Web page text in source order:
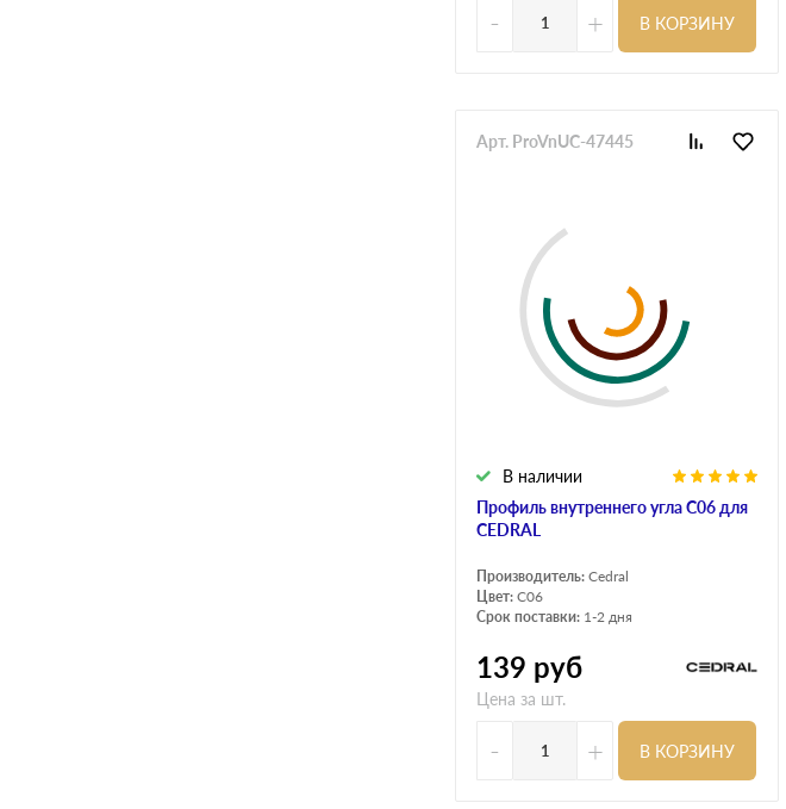
- + В КОРЗИНУ
Профиль внутреннего угла С06 для
CEDRAL
В наличии
Арт. ProVnUC-47445
Производитель: Cedral
Цвет: C06
Срок поставки: 1-2 дня
139 руб
Цена за шт.
- + В КОРЗИНУ